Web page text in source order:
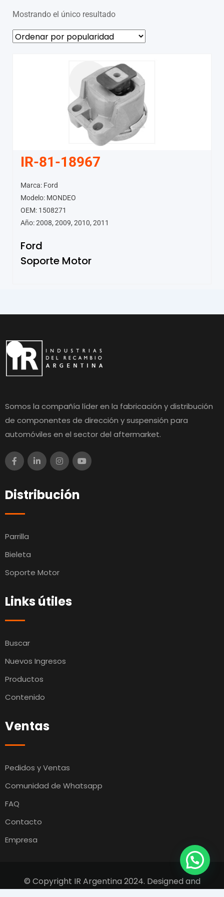
Mostrando el único resultado
IR-81-18967
Marca: Ford
Modelo: MONDEO
OEM: 1508271
Año: 2008, 2009, 2010, 2011
Ford
Soporte Motor
Somos la compañía líder en la fabricación y distribución
de componentes de dirección y suspensión para
automóviles en el sector del aftermarket.
Distribución
Parrilla
Bieleta
Soporte Motor
Links útiles
Buscar
Nuevos Ingresos
Productos
Contenido
Ventas
Pedidos y Ventas
Comunidad de Whatsapp
FAQ
Contacto
Empresa
© Copyright IR Argentina 2024. Designed and